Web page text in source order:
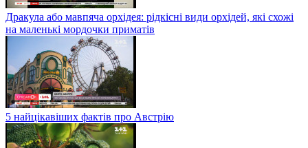
Дракула або мавпяча орхідея: рідкісні види орхідей, які схожі
на маленькі мордочки приматів
5 найцікавіших фактів про Австрію